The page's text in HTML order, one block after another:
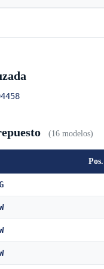
(16 modelos)
Pos.